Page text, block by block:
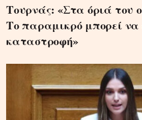
Τουρνάς: «Στα όριά του
Το παραμικρό μπορεί να
καταστροφή»